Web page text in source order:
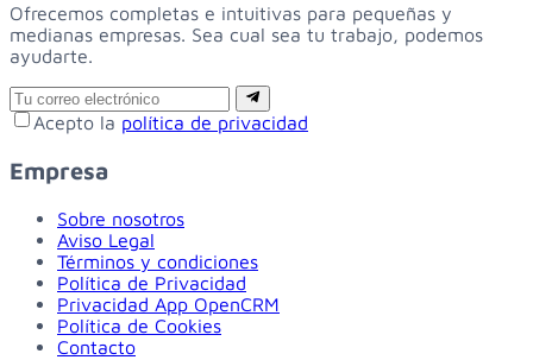
Ofrecemos completas e intuitivas para pequeñas y
medianas empresas. Sea cual sea tu trabajo, podemos
ayudarte.
Email
Suscribirse
Acepto la política de privacidad
Empresa
Sobre nosotros
Aviso Legal
Términos y condiciones
Política de Privacidad
Privacidad App OpenCRM
Política de Cookies
Contacto